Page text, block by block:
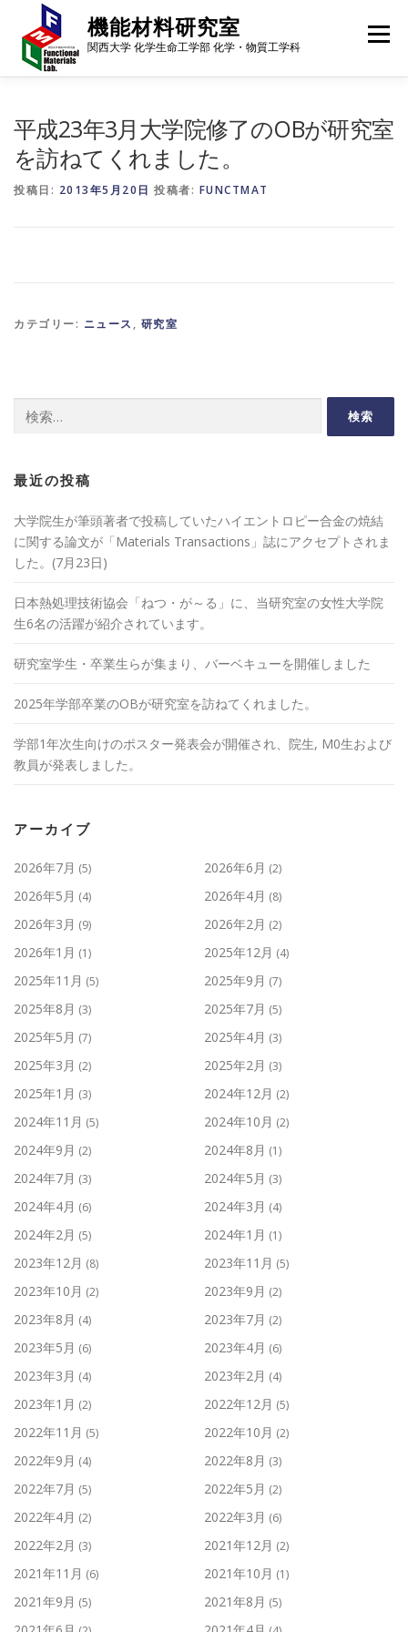
ツ
機能材料研究室
関西大学 化学生命工学部 化学・物質工学科
メニュー
平成23年3月大学院修了のOBが研究室
を訪ねてくれました。
投稿日: 2013年5月20日 投稿者: FUNCTMAT
カテゴリー: ニュース , 研究室
索:
最近の投稿
大学院生が筆頭著者で投稿していたハイエントロピー合金の焼結
に関する論文が「Materials Transactions」誌にアクセプトされま
した。(7月23日)
日本熱処理技術協会「ねつ・が～る」に、当研究室の女性大学院
生6名の活躍が紹介されています。
研究室学生・卒業生らが集まり、バーベキューを開催しました
2025年学部卒業のOBが研究室を訪ねてくれました。
学部1年次生向けのポスター発表会が開催され、院生, M0生および
教員が発表しました。
アーカイブ
2026年7月 (5) 2026年6月 (2)
2026年5月 (4) 2026年4月 (8)
2026年3月 (9) 2026年2月 (2)
2026年1月 (1) 2025年12月 (4)
2025年11月 (5) 2025年9月 (7)
2025年8月 (3) 2025年7月 (5)
2025年5月 (7) 2025年4月 (3)
2025年3月 (2) 2025年2月 (3)
2025年1月 (3) 2024年12月 (2)
2024年11月 (5) 2024年10月 (2)
2024年9月 (2) 2024年8月 (1)
2024年7月 (3) 2024年5月 (3)
2024年4月 (6) 2024年3月 (4)
2024年2月 (5) 2024年1月 (1)
2023年12月 (8) 2023年11月 (5)
2023年10月 (2) 2023年9月 (2)
2023年8月 (4) 2023年7月 (2)
2023年5月 (6) 2023年4月 (6)
2023年3月 (4) 2023年2月 (4)
2023年1月 (2) 2022年12月 (5)
2022年11月 (5) 2022年10月 (2)
2022年9月 (4) 2022年8月 (3)
2022年7月 (5) 2022年5月 (2)
2022年4月 (2) 2022年3月 (6)
2022年2月 (3) 2021年12月 (2)
2021年11月 (6) 2021年10月 (1)
2021年9月 (5) 2021年8月 (5)